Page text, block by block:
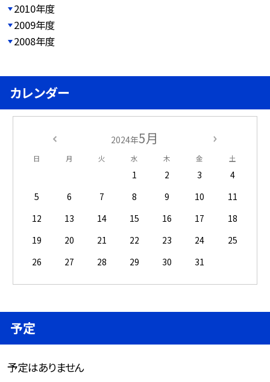
2010年度
2009年度
2008年度
カレンダー
2024年5月
日 月 火 水 木 金 土
1 2 3
4
5
6 7 8 9 10
11
12
13 14 15 16 17
18
19
20 21 22 23 24
25
26
27 28 29 30 31
予定
予定はありません